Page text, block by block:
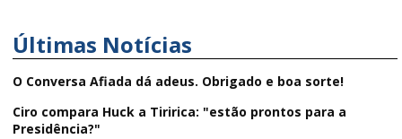
Últimas Notícias
O Conversa Afiada dá adeus. Obrigado e boa sorte!
Ciro compara Huck a Tiririca: "estão prontos para a
Presidência?"